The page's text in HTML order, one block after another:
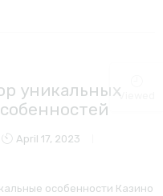
уникальных
April 17, 2023
особенности Казино
Viewed